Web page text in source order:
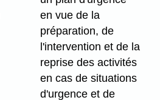
en vue de la
préparation, de
l'intervention et de la
reprise des activités
en cas de situations
d'urgence et de